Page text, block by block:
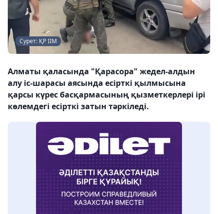
Сурет: ҚР ІІМ
Алматы қаласында "Қарасора" жедел-алдын
алу іс-шарасы аясында есірткі қылмысына
қарсы күрес басқармасының қызметкерлері ірі
көлемдегі есірткі затын тәркіледі.